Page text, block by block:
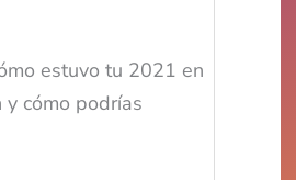
estuvo tu 2021 en
cómo podrías